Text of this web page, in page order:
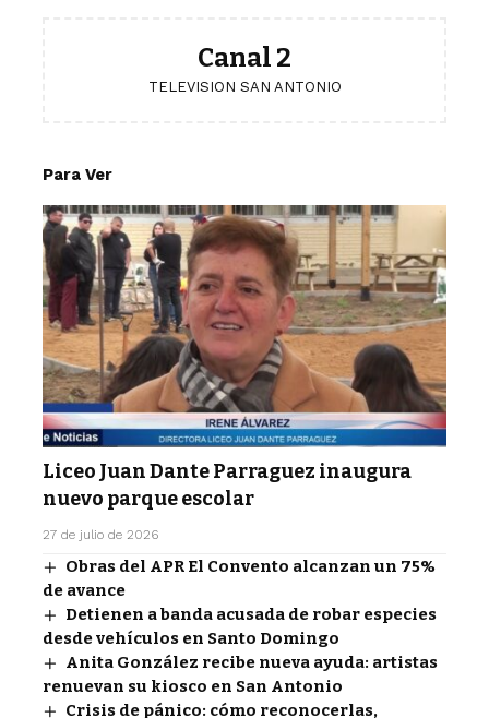
Canal 2
TELEVISION SAN ANTONIO
Para Ver
Liceo Juan Dante Parraguez inaugura
nuevo parque escolar
27 de julio de 2026
Obras del APR El Convento alcanzan un 75%
de avance
Detienen a banda acusada de robar especies
desde vehículos en Santo Domingo
Anita González recibe nueva ayuda: artistas
renuevan su kiosco en San Antonio
Crisis de pánico: cómo reconocerlas,